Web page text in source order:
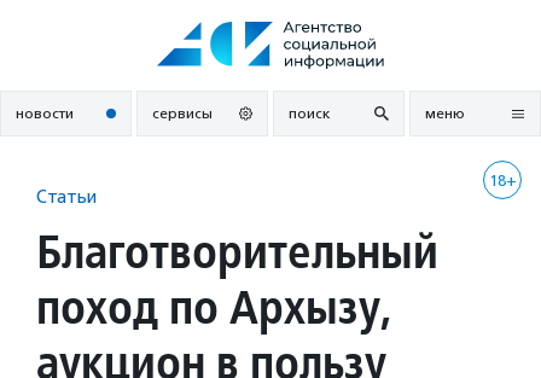
новости сервисы поиск меню
18+
Статьи
Благотворительный
поход по Архызу,
аукцион в пользу